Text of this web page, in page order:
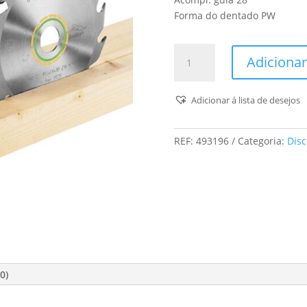
Forma do dentado PW
De
Panther
210x2,6x30
Adicionar
Adicionar á lista de desejos
REF: 493196 Categoria: